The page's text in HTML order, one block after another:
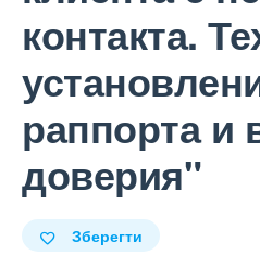
контакта.
раппорта и
доверия"
Зберегти